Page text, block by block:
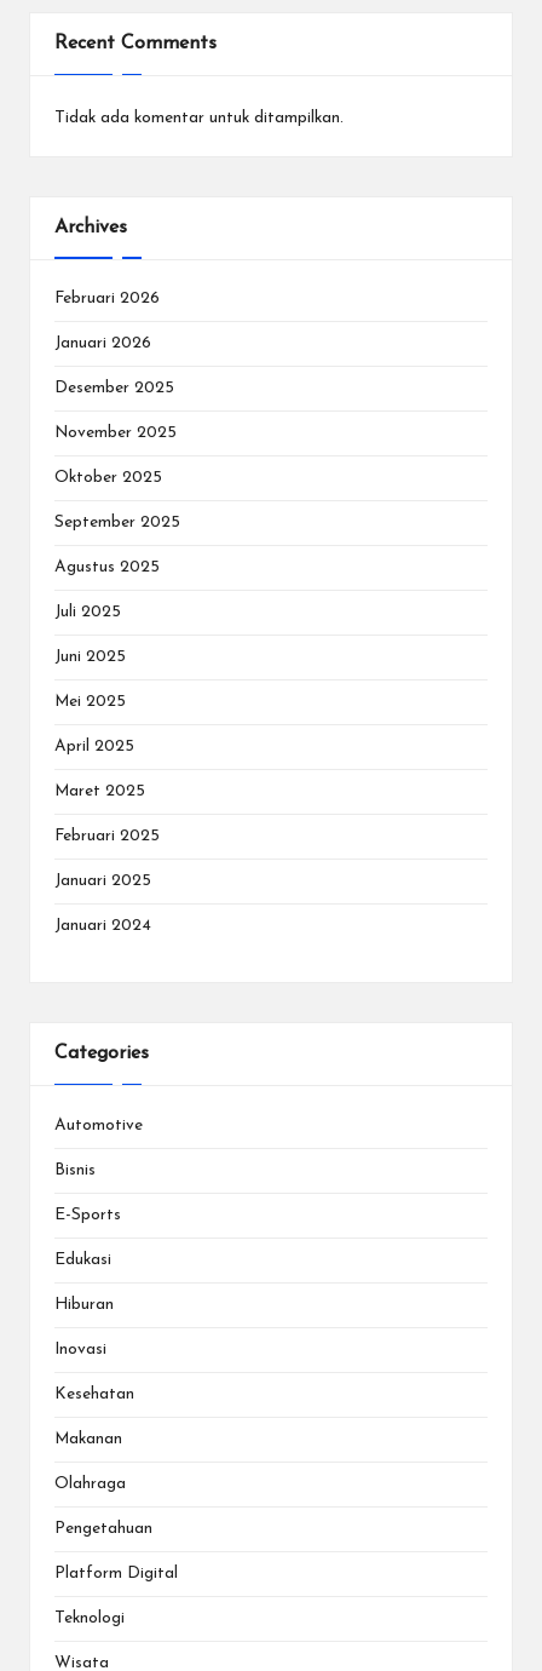
Recent Comments
Tidak ada komentar untuk ditampilkan.
Archives
Februari 2026
Januari 2026
Desember 2025
November 2025
Oktober 2025
September 2025
Agustus 2025
Juli 2025
Juni 2025
Mei 2025
April 2025
Maret 2025
Februari 2025
Januari 2025
Januari 2024
Categories
Automotive
Bisnis
E-Sports
Edukasi
Hiburan
Inovasi
Kesehatan
Makanan
Olahraga
Pengetahuan
Platform Digital
Teknologi
Wisata